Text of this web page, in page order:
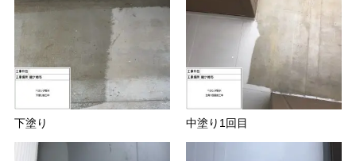
下塗り 中塗り1回目